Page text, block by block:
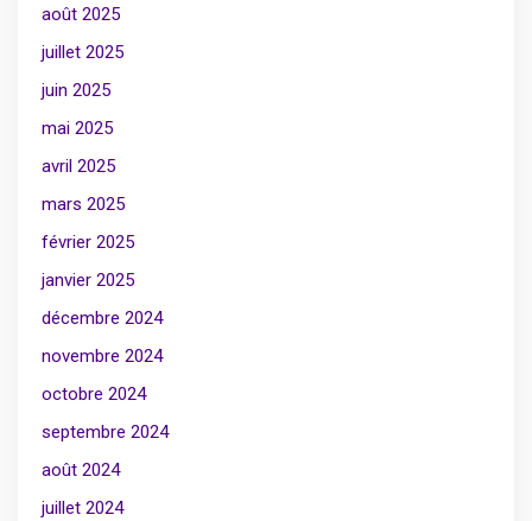
août 2025
juillet 2025
juin 2025
mai 2025
avril 2025
mars 2025
février 2025
janvier 2025
décembre 2024
novembre 2024
octobre 2024
septembre 2024
août 2024
juillet 2024